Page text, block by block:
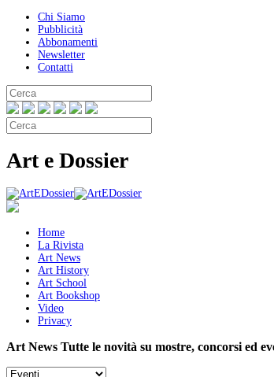
Chi Siamo
Pubblicità
Abbonamenti
Newsletter
Contatti
Art e Dossier
Home
La Rivista
Art News
Art History
Art School
Art Bookshop
Video
Privacy
Art News Tutte le novità su mostre, concorsi ed